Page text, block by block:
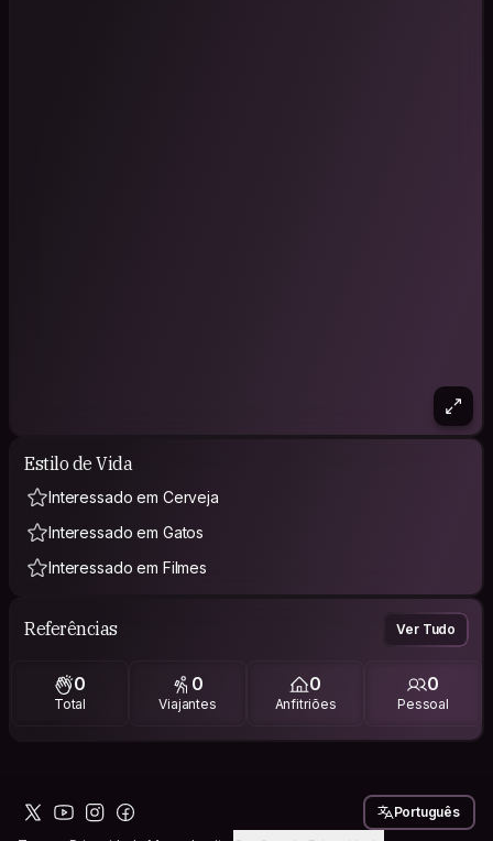
Estilo de Vida
Interessado em Cerveja
Interessado em Gatos
Interessado em Filmes
Referências Ver Tudo
0
Total
0
Viajantes
0
Anfitriões
0
Pessoal
Português